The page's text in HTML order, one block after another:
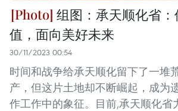
组图：承天顺化省
值，面向美好未来
30/11/2023 00:54
时间和战争给承天顺化留下了一堆
产，但这片土地却不断崛起，成为
作工作中的象征。目前,承天顺化省